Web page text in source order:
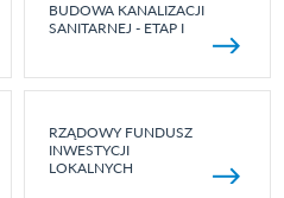
BUDOWA KANALIZACJI
SANITARNEJ - ETAP I
RZĄDOWY FUNDUSZ
INWESTYCJI
LOKALNYCH